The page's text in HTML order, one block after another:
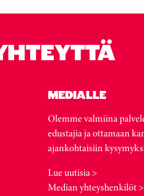
MEDIALLE
Olemme valmiina
edustajia ja ottamaan
ajankohtaisiin
Lue uutisia >
Median yhteyshenkilöt >